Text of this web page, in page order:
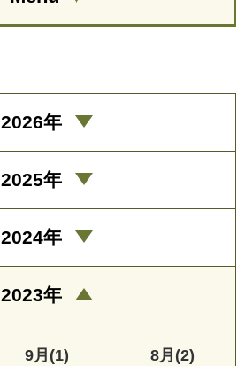
2026年
2025年
2024年
2023年
9月(1) 8月(2)